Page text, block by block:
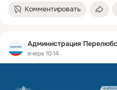
Комментировать
вчера 10:14